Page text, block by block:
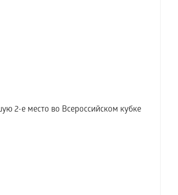
2-е место во Всероссийском кубке